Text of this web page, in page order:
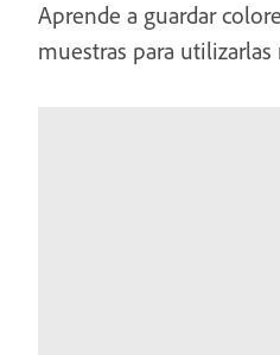
Aprende a guardar
muestras para utilizarlas